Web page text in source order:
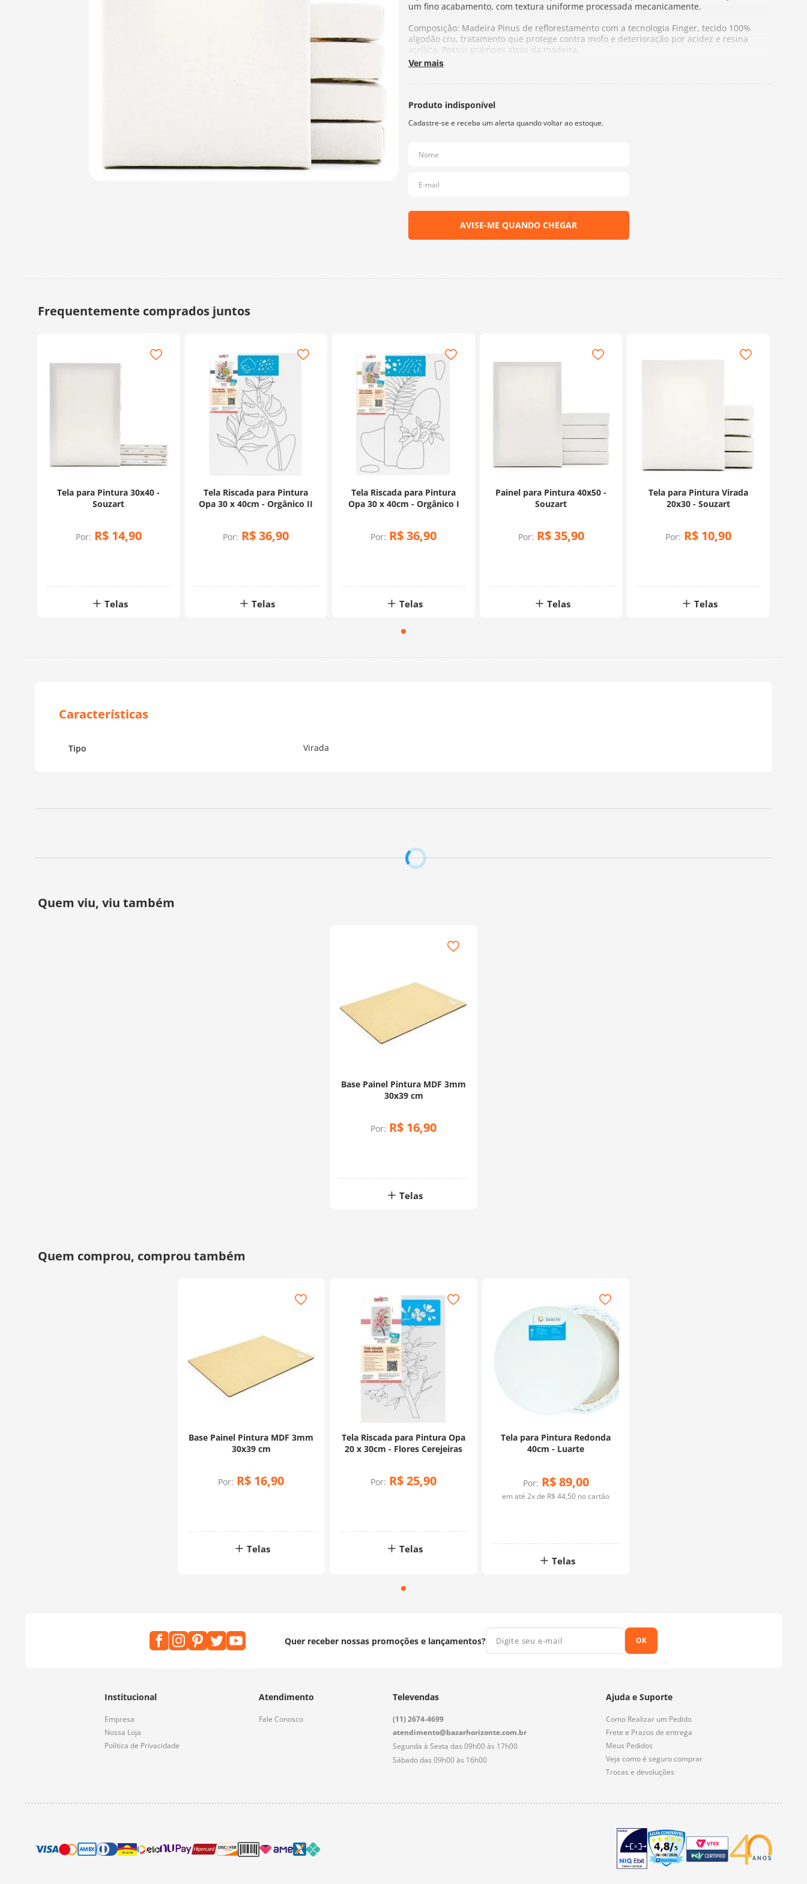
um fino acabamento, com textura uniforme processada mecanicamente.
Composição: Madeira Pinus de reflorestamento com a tecnologia Finger, tecido 100%
algodão cru, tratamento que protege contra mofo e deterioração por acidez e resina
acrílica. Possui grampos atrás da madeira.
Espessura lateral da madeira: 1,6cm
Ver mais
Tela para Pintura 30x40 -
Souzart
Por: R$ 14,90
Telas
Tela Riscada para Pintura
Opa 30 x 40cm - Orgânico II
Por: R$ 36,90
Telas
Tela Riscada para Pintura
Opa 30 x 40cm - Orgânico I
Por: R$36,90
Telas
Painel para Pintura 40x50 -
Souzart
Por: R$ 35,90
Telas
Tela para Pintura Virada
20x30 - Souzart
Por: R$ 10,90
Telas
Tipo Virada
Base Painel Pintura MDF 3mm
30x39 cm
Por: R$ 16,90
Telas
Base Painel Pintura MDF 3mm
30x39 cm
Por: R$ 16,90
Telas
Tela Riscada para Pintura Opa
20 x 30cm - Flores Cerejeiras
Por: R$25,90
Telas
Tela para Pintura Redonda
40cm - Luarte
Por: R$ 89,00
em até2x de R$ 44,50 no cartão
Telas
Quer receber nossas promoções e lançamentos? OK
Institucional
Empresa
Nossa Loja
Política de Privacidade
Atendimento
Fale Conosco
Televendas
(11) 2674-4699
atendimento@bazarhorizonte.com.br
Segunda à Sexta das 09h00 às 17h00
Sábado das 09h00 às 16h00
Ajuda e Suporte
Como Realizar um Pedido
Frete e Prazos de entrega
Meus Pedidos
Veja como é seguro comprar
Trocas e devoluções